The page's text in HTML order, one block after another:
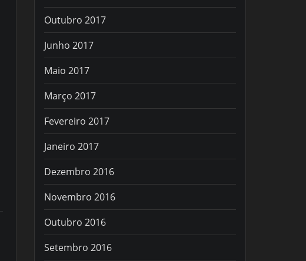
Outubro 2017
Junho 2017
Maio 2017
Março 2017
Fevereiro 2017
Janeiro 2017
Dezembro 2016
Novembro 2016
Outubro 2016
Setembro 2016